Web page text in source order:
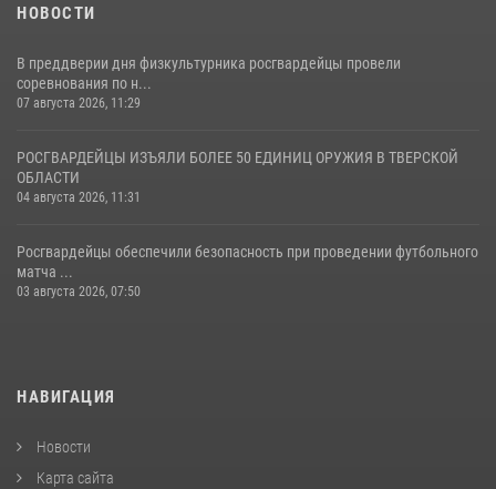
НОВОСТИ
В преддверии дня физкультурника росгвардейцы провели
соревнования по н...
07 августа 2026, 11:29
РОСГВАРДЕЙЦЫ ИЗЪЯЛИ БОЛЕЕ 50 ЕДИНИЦ ОРУЖИЯ В ТВЕРСКОЙ
ОБЛАСТИ
04 августа 2026, 11:31
Росгвардейцы обеспечили безопасность при проведении футбольного
матча ...
03 августа 2026, 07:50
НАВИГАЦИЯ
Новости
Карта сайта